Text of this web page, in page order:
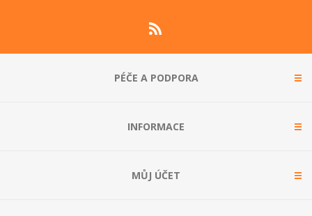
PÉČE A PODPORA
INFORMACE
MŮJ ÚČET